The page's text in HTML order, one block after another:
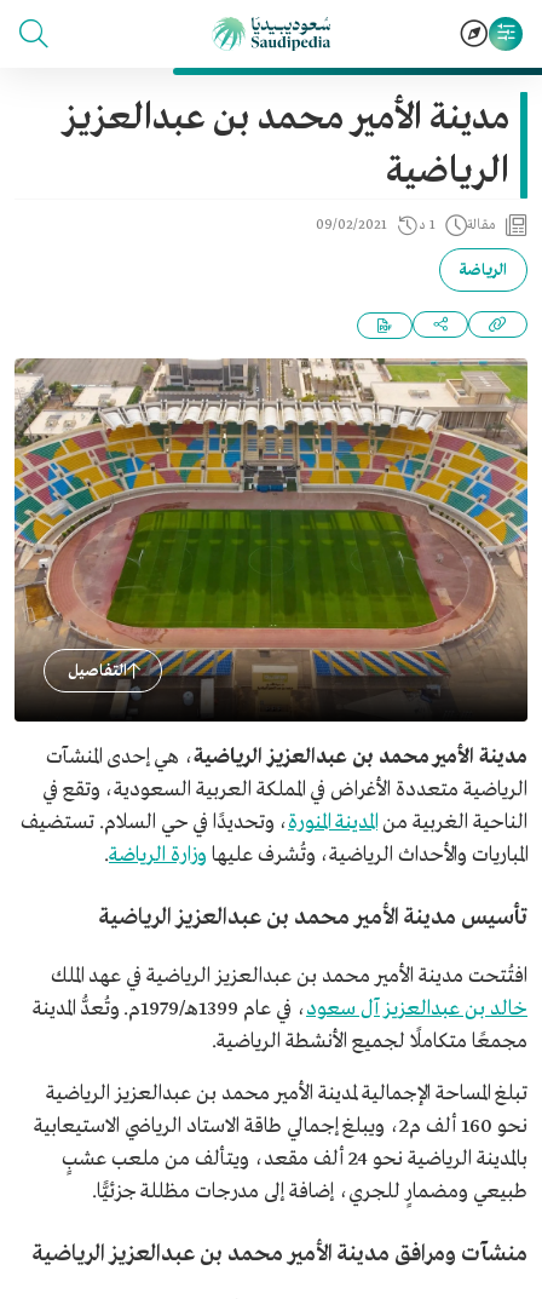
مدينة الأمير محمد بن عبدالعزيز
الرياضية
مقالة 1 د 09/02/2021
الرياضة
التفاصيل
مدينة الأمير محمد بن عبدالعزيز الرياضية، هي إحدى المنشآت
الرياضية متعددة الأغراض في المملكة العربية السعودية، وتقع في
الناحية الغربية منالمدينة المنورة، وتحديدًا في حي السلام. تستضيف
المباريات والأحداث الرياضية، وتُشرف عليها وزارة الرياضة.
تأسيس مدينة الأمير محمد بن عبدالعزيز الرياضية
افتُتحت مدينة الأمير محمد بن عبدالعزيز الرياضية في عهد الملك
خالد بن عبدالعزيز آل سعود
، في عام 1399هـ/1979م. وتُعدُّ المدينة
مجمعًا متكاملًا لجميع الأنشطة الرياضية.
تبلغ المساحة الإجمالية لمدينة الأمير محمد بن عبدالعزيز الرياضية
نحو 160 ألف م2، ويبلغ إجمالي طاقة الاستاد الرياضي الاستيعابية
بالمدينة الرياضية نحو 24 ألف مقعد، ويتألف من ملعب عشبٍ
طبيعي ومضمارٍ للجري، إضافة إلى مدرجات مظللة جزئيًّا.
منشآت ومرافق مدينة الأمير محمد بن عبدالعزيز الرياضية